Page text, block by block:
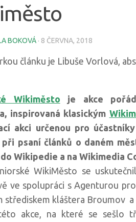
BOKOVÁ · 8 ČERVNA, 2018
článku je Libuše Vorlová,
Wikiměsto je akce
inspirovaná klasickým
akci určenou pro
psaní článků o daném
Wikipedie a na Wikimedia
WikiMěsto se
ve spolupráci s Agenturou
střediskem kláštera Broumov
akce, na které se sešlo